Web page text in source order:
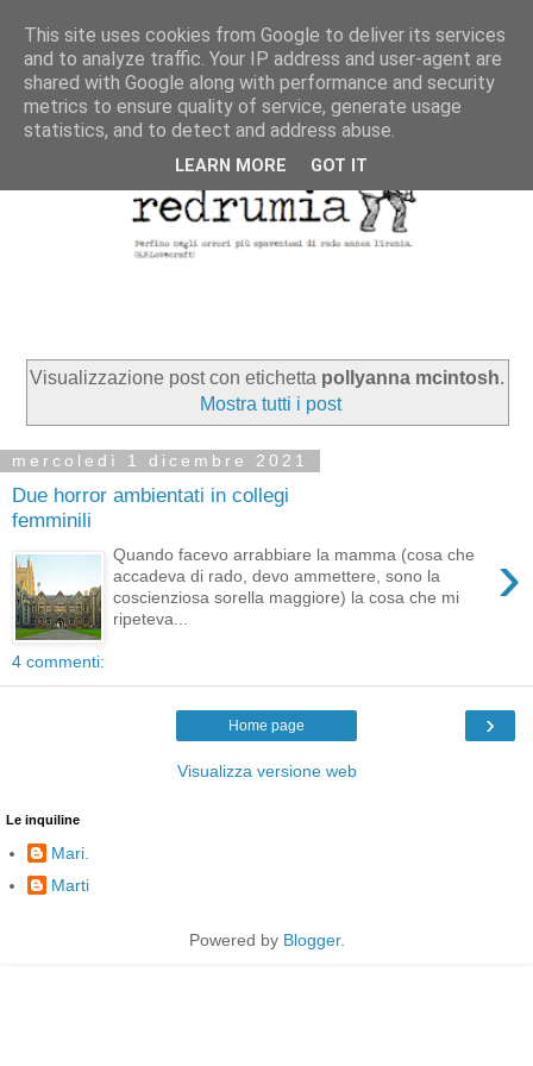
Visualizzazione post con etichetta pollyanna mcintosh.
Mostra tutti i post
mercoledì 1 dicembre 2021
Due horror ambientati in collegi
femminili
›
Quando facevo arrabbiare la mamma (cosa che
accadeva di rado, devo ammettere, sono la
coscienziosa sorella maggiore) la cosa che mi
ripeteva...
4 commenti:
›
Home page
Visualizza versione web
Le inquiline
Mari.
Marti
Powered by Blogger.
This site uses cookies from Google to deliver its services
and to analyze traffic. Your IP address and user-agent are
shared with Google along with performance and security
metrics to ensure quality of service, generate usage
statistics, and to detect and address abuse.
LEARN MORE GOT IT